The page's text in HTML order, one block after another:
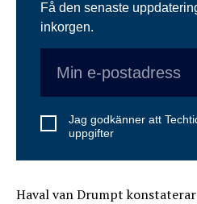
Få den senaste
inkorgen.
Jag godkänner att
uppgifter
Haval van Drumpt